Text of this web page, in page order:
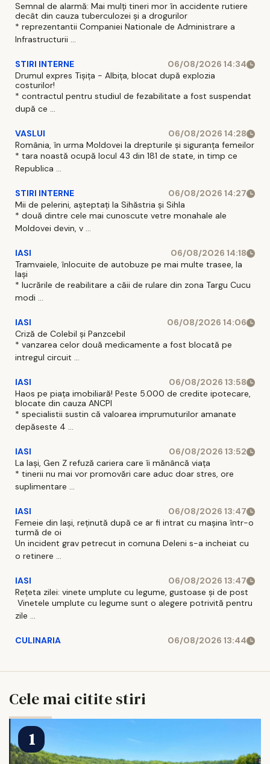
Semnal de alarmă: Mai mulți tineri mor în accidente rutiere
decât din cauza tuberculozei și a drogurilor
* reprezentantii Companiei Nationale de Administrare a
Infrastructurii ...
STIRI INTERNE
06/08/2026 14:34
Drumul expres Tișița - Albița, blocat după explozia
costurilor!
* contractul pentru studiul de fezabilitate a fost suspendat
după ce ...
VASLUI
06/08/2026 14:28
România, în urma Moldovei la drepturile și siguranța femeilor
* tara noastă ocupă locul 43 din 181 de state, in timp ce
Republica ...
STIRI INTERNE
06/08/2026 14:27
Mii de pelerini, așteptați la Sihăstria și Sihla
* două dintre cele mai cunoscute vetre monahale ale
Moldovei devin, v ...
IASI
06/08/2026 14:18
Tramvaiele, înlocuite de autobuze pe mai multe trasee, la
Iași
* lucrările de reabilitare a căii de rulare din zona Targu Cucu
modi ...
IASI
06/08/2026 14:06
Criză de Colebil și Panzcebil
* vanzarea celor două medicamente a fost blocată pe
intregul circuit ...
IASI
06/08/2026 13:58
Haos pe piața imobiliară! Peste 5.000 de credite ipotecare,
blocate din cauza ANCPI
* specialistii sustin că valoarea imprumuturilor amanate
depăseste 4 ...
IASI
06/08/2026 13:52
La Iași, Gen Z refuză cariera care îi mănâncă viața
* tinerii nu mai vor promovări care aduc doar stres, ore
suplimentare ...
IASI
06/08/2026 13:47
Femeie din Iași, reținută după ce ar fi intrat cu mașina într-o
turmă de oi
Un incident grav petrecut in comuna Deleni s-a incheiat cu
o retinere ...
IASI
06/08/2026 13:47
Rețeta zilei: vinete umplute cu legume, gustoase și de post
Vinetele umplute cu legume sunt o alegere potrivită pentru
zile ...
CULINARIA 06/08/2026 13:44
Cele mai citite stiri